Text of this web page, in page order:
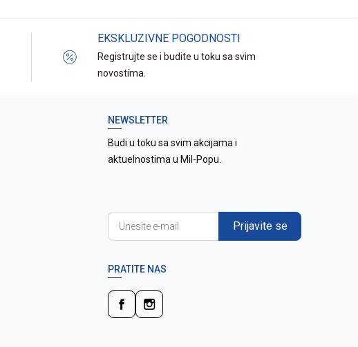
EKSKLUZIVNE POGODNOSTI
Registrujte se i budite u toku sa svim
novostima.
NEWSLETTER
Budi u toku sa svim akcijama i
aktuelnostima u Mil-Popu.
Prijavite se
PRATITE NAS